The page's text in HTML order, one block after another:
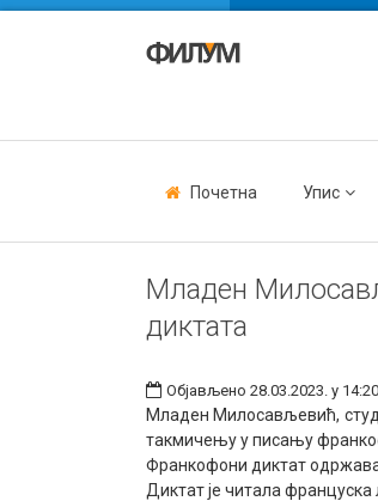
Почетна Упис
Младен
диктата
Објављено 28.03.2023. у 14:20
Младен Милосављевић,
такмичењу у писању
Франкофони диктат одржава
Диктат је читала